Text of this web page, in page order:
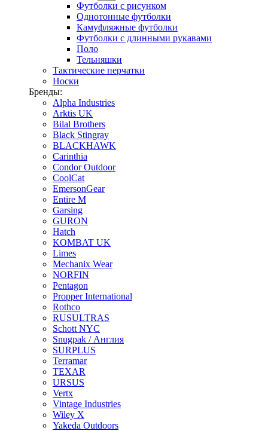
Футболки с рисунком
Однотонные футболки
Камуфляжные футболки
Футболки с длинными рукавами
Поло
Тельняшки
Тактические перчатки
Носки
Бренды:
Alpha Industries
Arktis UK
Bilal Brothers
Black Stingray
BLACKHAWK
Carinthia
Condor Outdoor
CoolCat
EmersonGear
Entire M
Garsing
GURON
Hatch
KOMBAT UK
Limes
Mechanix Wear
NORFIN
Pentagon
Propper International
Rothco
RUSULTRAS
Schott NYC
Snugpak / Англия
SURPLUS
Terramar
TEXAR
URSUS
Vertx
Vintage Industries
Wiley X
Yakeda Outdoors